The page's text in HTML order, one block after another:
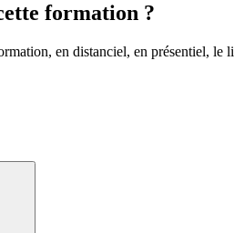
formation ?
en distanciel, en présentiel, le